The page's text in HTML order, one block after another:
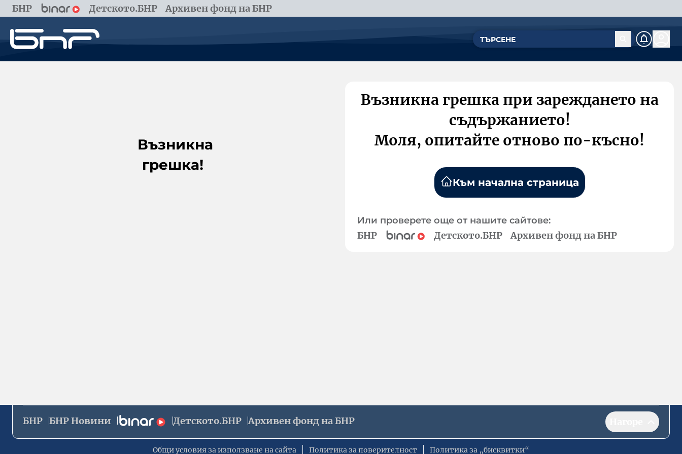
БНР Детското.БНР Архивен фонд на БНР
Възникна
грешка!
Възникна грешка при зареждането на
съдържанието!
Моля, опитайте отново по-късно!
Към начална страница
Или проверете още от нашите сайтове:
БНР Детското.БНР Архивен фонд на БНР
БНР БНР Новини Детското.БНР Архивен фонд на БНР
Общи условия за използване на сайта Политика за поверителност Политика за „бисквитки“